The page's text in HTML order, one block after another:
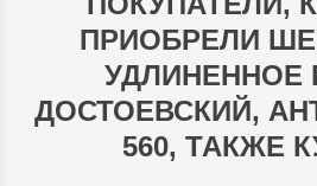
ПРИОБРЕЛИ
УДЛИНЕННОЕ
ДОСТОЕВСКИЙ,
560, ТАКЖЕ